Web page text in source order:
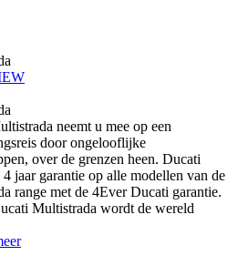
neemt u mee op een
door ongelooflijke
over de grenzen heen. Ducati
jaar garantie op alle modellen van de
range met de 4Ever Ducati garantie.
Multistrada wordt de wereld